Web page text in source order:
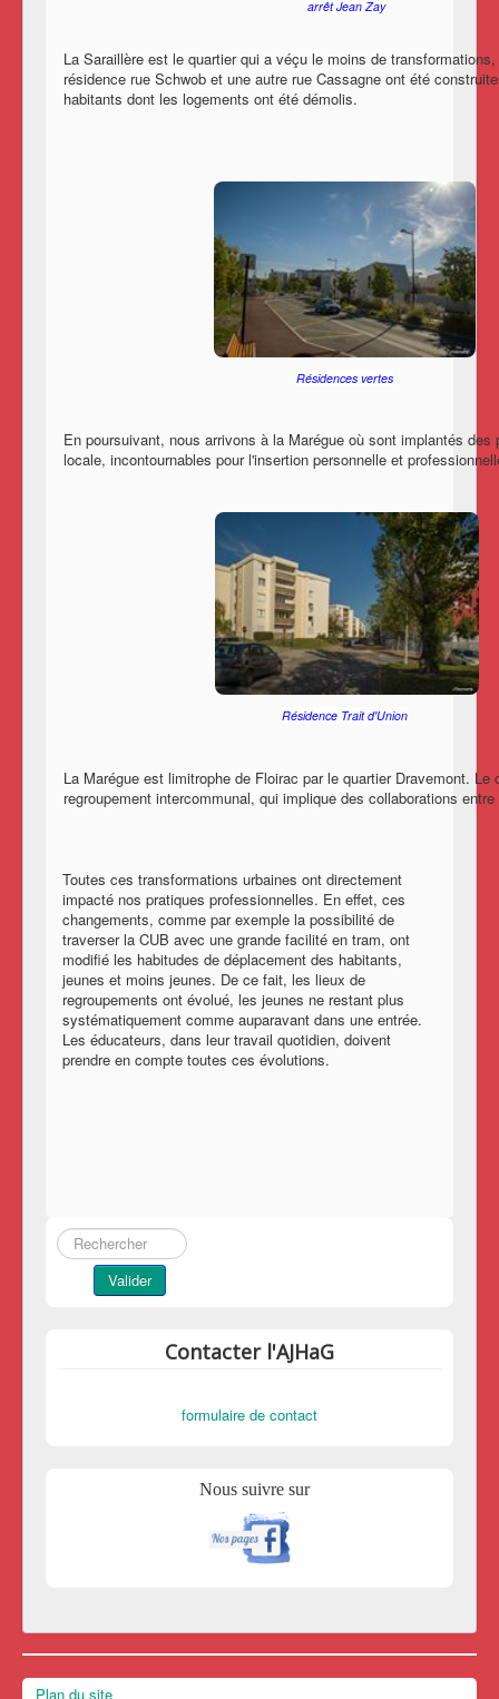
arrêt Jean Zay
La Saraillère est le quartier qui a véçu le moins de
résidence rue Schwob et une autre rue Cassagne ont été
habitants dont les logements ont été démolis.
Résidences vertes
En poursuivant, nous arrivons à la Marégue où sont implantés
locale, incontournables pour l'insertion personnelle et
Résidence Trait d'Union
La Marégue est limitrophe de Floirac par le quartier Dravemont.
regroupement intercommunal, qui implique des collaborations
Toutes ces transformations urbaines ont directement
impacté nos pratiques professionnelles. En effet, ces
changements, comme par exemple la possibilité de
traverser la CUB avec une grande facilité en tram, ont
modifié les habitudes de déplacement des habitants,
jeunes et moins jeunes. De ce fait, les lieux de
regroupements ont évolué, les jeunes ne restant plus
systématiquement comme auparavant dans une entrée.
Les éducateurs, dans leur travail quotidien, doivent
prendre en compte toutes ces évolutions.
Rechercher
Valider
Contacter l'AJHaG
formulaire de contact
Nous suivre sur
Plan du site